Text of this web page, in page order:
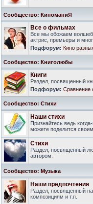
Сообщество: КиноманиЯ
Все о фильмах
Все мы обожаем
актрис, премьеры и
Подфорум: Кино
Сообщество: Книголюбы
Книги
Раздел, посвященный
Подфорум: Сравнение
Сообщество: Стихи
Наши стихи
Признайтесь ведь
можете поделится
Стихи
Раздел, посвященный
автором.
Сообщество: Музыка
Наши предпочтения
Раздел, посвященный
композициям и т.п.